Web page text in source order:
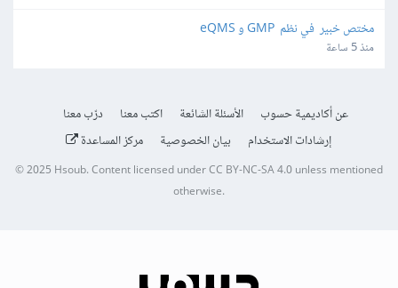
مختص خبير  في نظم  GMP و eQMS
منذ 5 ساعة
عن أكاديمية حسوب الأسئلة الشائعة اكتب معنا
درّب معنا
إرشادات الاستخدام
بيان الخصوصية مركز المساعدة
© 2025 Hsoub.Content licensed underCC BY-NC-SA 4.0unless mentioned
otherwise.